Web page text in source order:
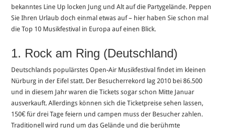
bekanntes Line Up locken Jung und Alt auf die Partygelände. Peppen
Sie Ihren Urlaub doch einmal etwas auf – hier haben Sie schon mal
die Top 10 Musikfestival in Europa auf einen Blick.
1. Rock am Ring (Deutschland)
Deutschlands populärstes Open-Air Musikfestival findet im kleinen
Nürburg in der Eifel statt. Der Besucherrekord lag 2010 bei 86.500
und in diesem Jahr waren die Tickets sogar schon Mitte Januar
ausverkauft. Allerdings können sich die Ticketpreise sehen lassen,
150€ für drei Tage feiern und campen muss der Besucher zahlen.
Traditionell wird rund um das Gelände und die berühmte